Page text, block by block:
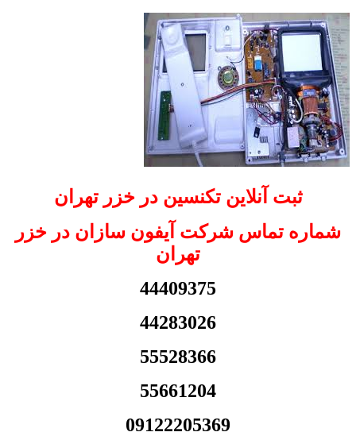
ثبت آنلاین تکنسین در خزر تهران
شماره تماس شرکت آیفون سازان در خزر
تهران
44409375
44283026
55528366
55661204
09122205369